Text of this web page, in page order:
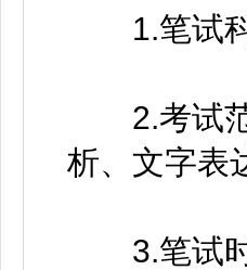
1.笔试科
2.考试范
析、文字表
3.笔试时